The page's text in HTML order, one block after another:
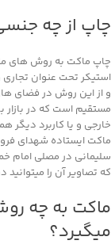
چاپ از چه
چاپ ماکت به روش های
استیکر تحت عنوان
و از این روش در فضای
مستقیم است که در بازار
خارجی و یا کاربرد دیگر
ماکت ایستاده شهدای
سلیمانی در مصلی امام
که تصاویر آن را
ماکت به چه
میگیرد؟